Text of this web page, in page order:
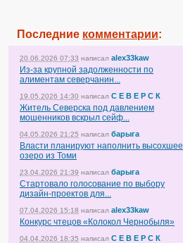
Последние комментарии:
20.06.2026 07:33 написал alex33kaw
Из-за крупной задолженности по
алиментам северчанин...
19.05.2026 14:30 написал С Е В Е Р С К
Житель Северска под давлением
мошенников вскрыл сейф...
04.05.2026 21:25 написал барыга
Власти планируют наполнить высохшее
озеро из Томи
23.04.2026 21:39 написал барыга
Стартовало голосование по выбору
дизайн-проектов для...
07.04.2026 15:18 написал alex33kaw
Конкурс чтецов «Колокол Чернобыля»
04.04.2026 18:35 написал С Е В Е Р С К